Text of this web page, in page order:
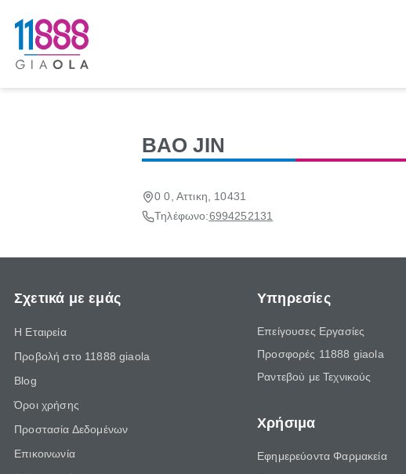
ΒΑΟ JIN
0 0, Αττικη, 10431
Τηλέφωνο:6994252131
Σχετικά με εμάς
Η Εταιρεία
Προβολή στο 11888 giaola
Blog
Όροι χρήσης
Προστασία Δεδομένων
Επικοινωνία
Υπηρεσίες
Επείγουσες Εργασίες
Προσφορές 11888 giaola
Ραντεβού με Τεχνικούς
Χρήσιμα
Εφημερεύοντα Φαρμακεία